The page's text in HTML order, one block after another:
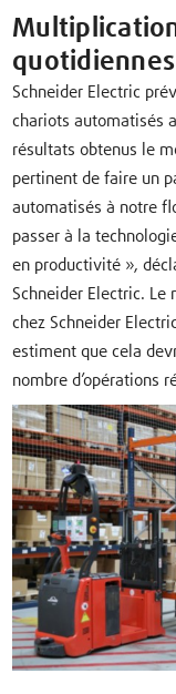
quotidiennes
Schneider Electric
chariots automatisés
résultats obtenus le
pertinent de faire un
automatisés à notre
passer à la
en productivité »,
Schneider Electric. Le
chez Schneider
estiment que cela
nombre d’opérations